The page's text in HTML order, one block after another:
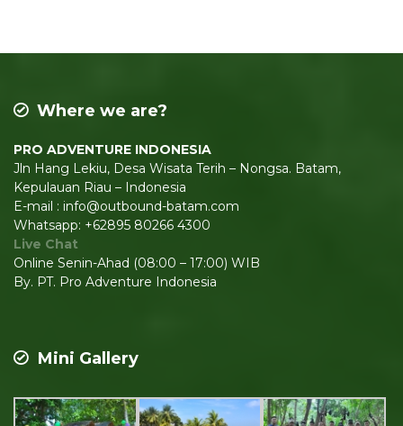
Where we are?
PRO ADVENTURE INDONESIA
Jln Hang Lekiu, Desa Wisata Terih – Nongsa. Batam,
Kepulauan Riau – Indonesia
E-mail : info@outbound-batam.com
Whatsapp: +62895 80266 4300
Live Chat
Online Senin-Ahad (08:00 – 17:00) WIB
By. PT. Pro Adventure Indonesia
Mini Gallery